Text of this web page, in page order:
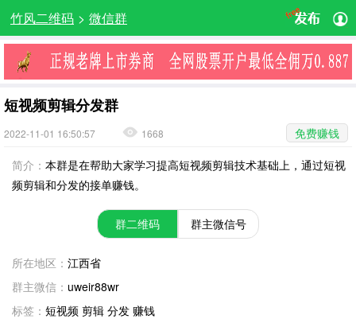
竹风二维码 > 微信群
短视频剪辑分发群
2022-11-01 16:50:57 1668
免费赚钱
简介： 本群是在帮助大家学习提高短视频剪辑技术基础上，通过短视
频剪辑和分发的接单赚钱。
群二维码 群主微信号
所在地区： 江西省
群主微信： uweir88wr
标签： 短视频 剪辑 分发 赚钱